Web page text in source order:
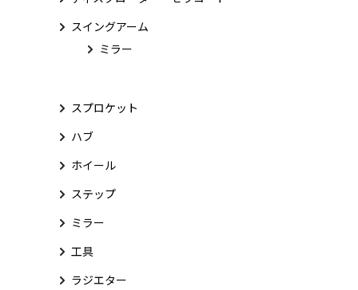
スイングアーム
ミラー
スプロケット
ハブ
ホイール
ステップ
ミラー
工具
ラジエター